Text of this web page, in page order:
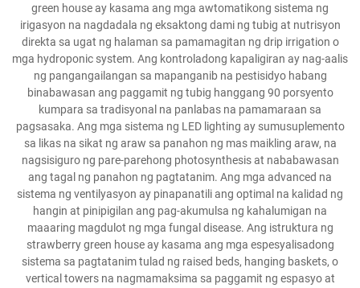
green house ay kasama ang mga awtomatikong sistema ng
irigasyon na nagdadala ng eksaktong dami ng tubig at nutrisyon
direkta sa ugat ng halaman sa pamamagitan ng drip irrigation o
mga hydroponic system. Ang kontroladong kapaligiran ay nag-aalis
ng pangangailangan sa mapanganib na pestisidyo habang
binabawasan ang paggamit ng tubig hanggang 90 porsyento
kumpara sa tradisyonal na panlabas na pamamaraan sa
pagsasaka. Ang mga sistema ng LED lighting ay sumusuplemento
sa likas na sikat ng araw sa panahon ng mas maikling araw, na
nagsisiguro ng pare-parehong photosynthesis at nababawasan
ang tagal ng panahon ng pagtatanim. Ang mga advanced na
sistema ng ventilyasyon ay pinapanatili ang optimal na kalidad ng
hangin at pinipigilan ang pag-akumulsa ng kahalumigan na
maaaring magdulot ng mga fungal disease. Ang istruktura ng
strawberry green house ay kasama ang mga espesyalisadong
sistema sa pagtatanim tulad ng raised beds, hanging baskets, o
vertical towers na nagmamaksima sa paggamit ng espasyo at